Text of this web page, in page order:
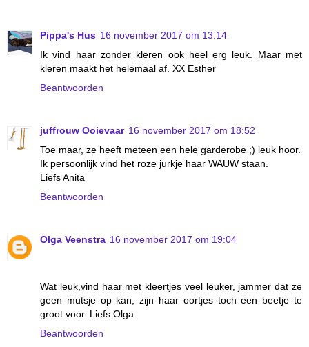
Pippa's Hus 16 november 2017 om 13:14
Ik vind haar zonder kleren ook heel erg leuk. Maar met
kleren maakt het helemaal af. XX Esther
Beantwoorden
juffrouw Ooievaar 16 november 2017 om 18:52
Toe maar, ze heeft meteen een hele garderobe ;) leuk hoor.
Ik persoonlijk vind het roze jurkje haar WAUW staan.
Liefs Anita
Beantwoorden
Olga Veenstra 16 november 2017 om 19:04
Wat leuk,vind haar met kleertjes veel leuker, jammer dat ze
geen mutsje op kan, zijn haar oortjes toch een beetje te
groot voor. Liefs Olga.
Beantwoorden